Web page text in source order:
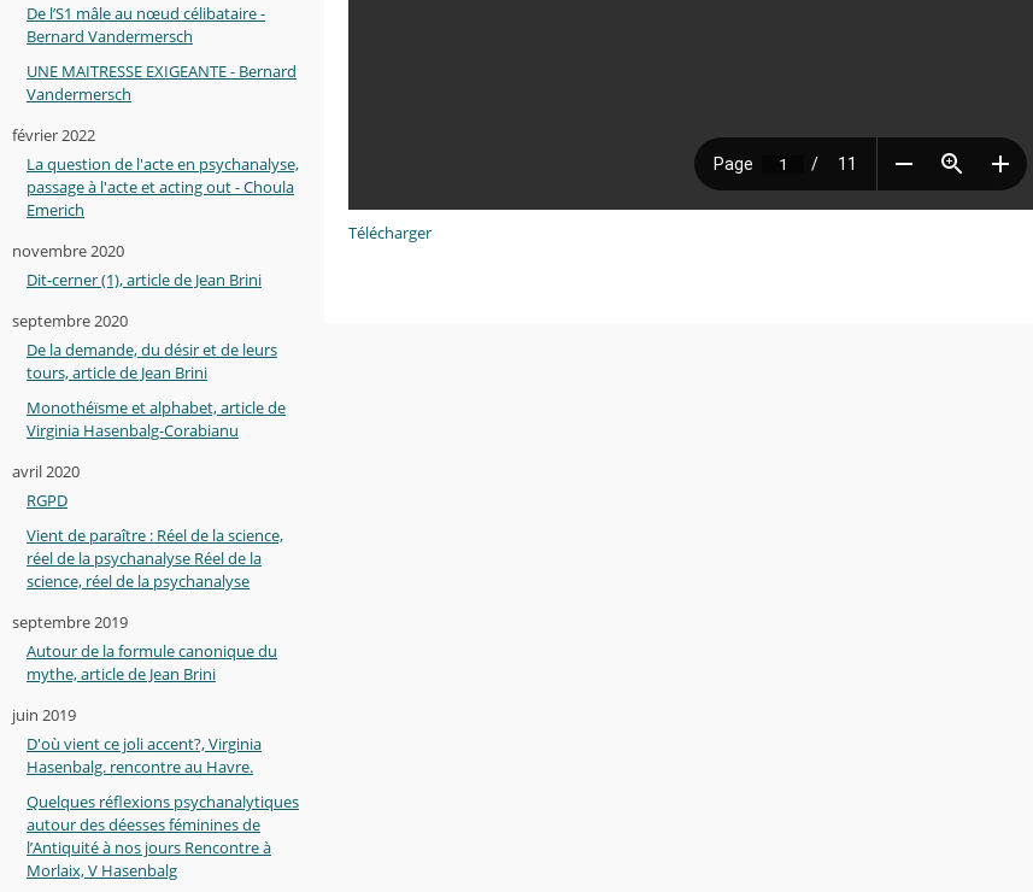
De l’S1 mâle au nœud célibataire -
Bernard Vandermersch
UNE MAITRESSE EXIGEANTE - Bernard
Vandermersch
février 2022
La question de l'acte en psychanalyse,
passage à l'acte et acting out - Choula
Emerich
novembre 2020
Dit-cerner (1), article de Jean Brini
septembre 2020
De la demande, du désir et de leurs
tours, article de Jean Brini
Monothéïsme et alphabet, article de
Virginia Hasenbalg-Corabianu
avril 2020
RGPD
Vient de paraître : Réel de la science,
réel de la psychanalyse Réel de la
science, réel de la psychanalyse
septembre 2019
Autour de la formule canonique du
mythe, article de Jean Brini
juin 2019
D'où vient ce joli accent?, Virginia
Hasenbalg. rencontre au Havre.
Quelques réflexions psychanalytiques
autour des déesses féminines de
l’Antiquité à nos jours Rencontre à
Morlaix, V Hasenbalg
Télécharger